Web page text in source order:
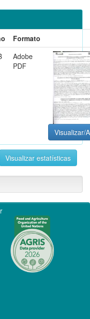
Formato
Adobe
PDF
Visualizar/
Visualizar estatísticas